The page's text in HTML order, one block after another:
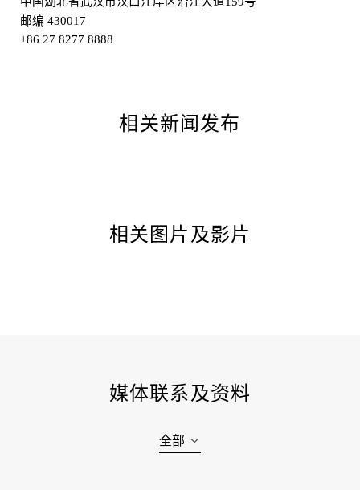
邮编 430017
+86 27 8277 8888
相关新闻发布
相关图片及影片
媒体联系及资料
全部